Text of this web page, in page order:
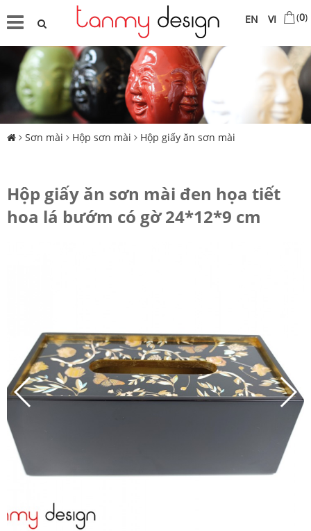
VI
EN (0)
Sơn mài Hộp sơn mài Hộp giấy ăn sơn mài
Hộp giấy ăn sơn mài đen họa tiết
hoa lá bướm có gờ 24*12*9 cm